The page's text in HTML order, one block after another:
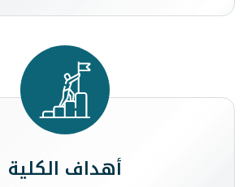
أهداف الكلية